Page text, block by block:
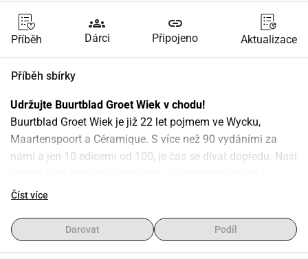
Příběh
groups
Dárci
link
Připojeno Aktualizace
Příběh sbírky
Udržujte Buurtblad Groet Wiek v chodu!
Buurtblad Groet Wiek je již 22 let pojmem ve Wycku,
Maartenspoort a Céramique. S více než 90 vydáními za
námi a jen 10 edicemi od 100, je čas se dívat dopředu. Naši
nadále vydávat tento jedinečný bezplatný časopis,
Reklama je výhodná a efektivní!
Jinde nemůžete za tak nízkou cenu přímo skončit ve
Číst více
Darovat Podíl